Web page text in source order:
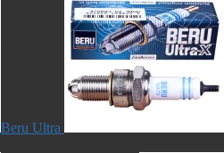
Beru Ultra